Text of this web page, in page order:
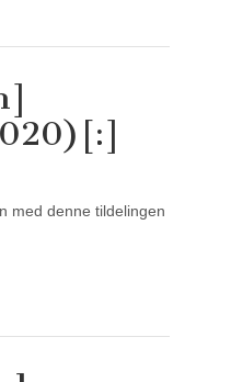
med denne tildelingen